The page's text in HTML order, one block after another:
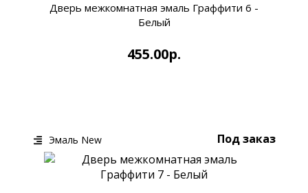
Дверь межкомнатная эмаль Граффити 6 -
Белый
455.00р.
Под заказ
Эмаль New